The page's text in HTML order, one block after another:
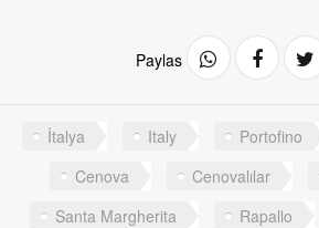
Paylas
İtalya Italy Portofino
Cenova
Cenovalılar
Santa Margherita
Rapallo